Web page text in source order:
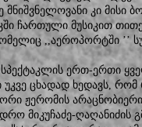
მნიშვნელოვანი კი
ჩართული მუსიკით
,,აეროპორტში ’’
ერთ-ერთი
უკვე ცხადად ხედავს,
ჟერომის
მიკუჩაძე-ღაღანიძის